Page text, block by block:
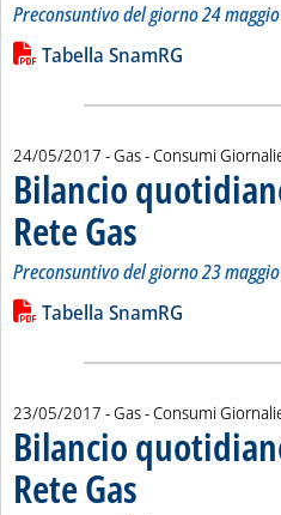
Preconsuntivo del giorno 24
Leggi tutta la notizia: 'Bilancio
Lista allegati PDF alla
Tabella SnamRG
24/05/2017 - Gas - Consumi
Bilancio
Rete Gas . Sottotitolo:
. Pubblicata mercoledì
Preconsuntivo del giorno 23
Leggi tutta la notizia: 'Bilancio
Lista allegati PDF alla
Tabella SnamRG
23/05/2017 - Gas - Consumi
Bilancio
Rete Gas . Sottotitolo:
. Pubblicata martedì 23